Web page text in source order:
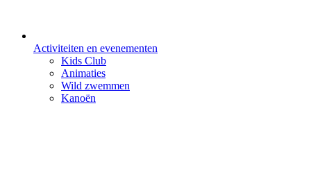
Activiteiten en evenementen
Kids Club
Animaties
Wild zwemmen
Kanoën